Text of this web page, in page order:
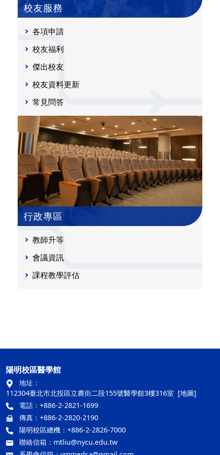
校友服務
各項申請
校友福利
傑出校友
校友資料更新
常見問答
行政專區
教師升等
會議資訊
課程教學評估
陽明校區醫學館
地址：
112304臺北市北投區立農街二段155號醫學館3樓316室 [地圖]
電話：+886-2-2821-1699
傳真：+886-2-2820-2190
陽明校區總機：+886-2-2826-7000
聯絡信箱： mtliu@nycu.edu.tw